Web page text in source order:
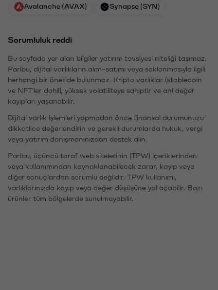
Avalanche (AVAX) Synapse (SYN)
Sorumluluk reddi
Bu sayfada yer alan bilgiler yatırım tavsiyesi niteliği taşımaz.
Paribu, dijital varlıkların alım-satımı veya saklanmasıyla ilgili
herhangi bir öneride bulunmaz. Kripto varlıklar (stablecoin
ve NFT'ler dahil), yüksek volatiliteye sahiptir ve ani değer
kayıpları yaşanabilir.
Dijital varlık işlemleri yapmadan önce finansal durumunuzu
dikkatlice değerlendirin ve gerekli durumlarda hukuk, vergi
veya yatırım danışmanınızdan destek alın.
Paribu, üçüncü taraf web sitelerinin (TPW) içeriklerinden
veya kullanımından kaynaklanabilecek zarar, kayıp veya
diğer sonuçlardan sorumlu değildir. TPW kullanımı,
varlıklarınızda kayıp veya değer düşüşüne yol açabilir. Bazı
ürünler tüm bölgelerde sunulmayabilir.